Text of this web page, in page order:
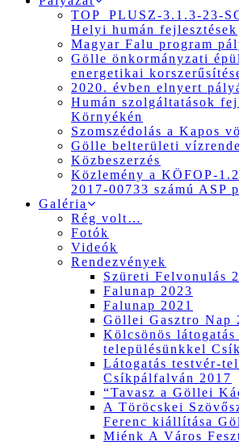
TOP_PLUSZ-3.1.3-23-
Helyi humán fejlesztések
Magyar Falu program
Gölle önkormányzati
energetikai
2020. évben elnyert
Humán szolgáltatások
Környékén
Szomszédolás a Kapos
Gölle belterületi
Közbeszerzés
Közlemény a KÖFOP-
2017-00733 számú ASP
Galéria
Rég volt…
Fotók
Videók
Rendezvények
Szüreti Felvonulás
Falunap 2023
Falunap 2021
Göllei Gasztro Nap
Kölcsönös látogatás
településünkkel
Látogatás testvér-
Csíkpálfalván 2017
“Tavasz a Göllei
A Töröcskei
Ferenc kiállítása
Miénk A Város